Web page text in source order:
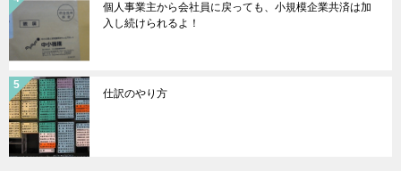
個人事業主から会社員に戻っても、小規模企業共済は加
入し続けられるよ！
仕訳のやり方